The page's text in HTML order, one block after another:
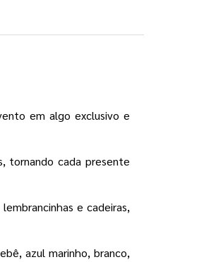
em algo exclusivo e
tornando cada presente
e cadeiras,
azul marinho, branco,